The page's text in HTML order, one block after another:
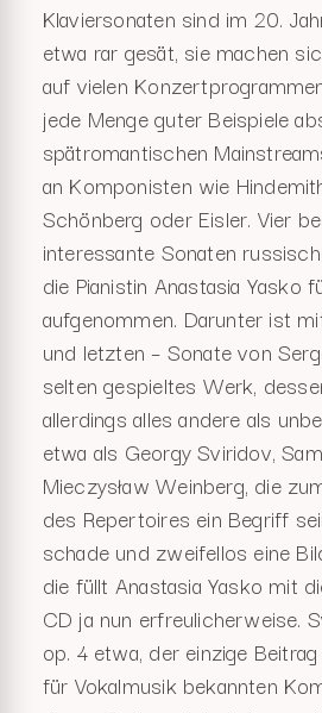
Klaviersonaten sind im 20.
etwa rar gesät, sie machen
auf vielen
jede Menge guter Beispiele
spätromantischen
an Komponisten wie
Schönberg oder Eisler. Vier
interessante Sonaten
die Pianistin Anastasia Yasko
aufgenommen. Darunter ist
und letzten – Sonate von
selten gespieltes Werk,
allerdings alles andere als
etwa als Georgy Sviridov,
Mieczysław Weinberg, die
des Repertoires ein Begriff
schade und zweifellos eine
die füllt Anastasia Yasko mit
CD ja nun erfreulicherweise.
op. 4 etwa, der einzige
für Vokalmusik bekannten